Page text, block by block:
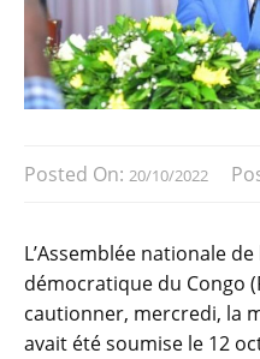
Posted On: 20/10/2022
L’Assemblée nationale
démocratique du Congo
cautionner, mercredi, la
avait été soumise le 12